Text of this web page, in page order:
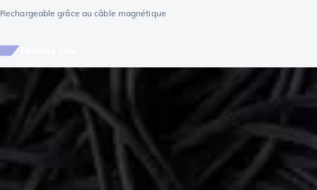
Rechargeable grâce au câble magnétique